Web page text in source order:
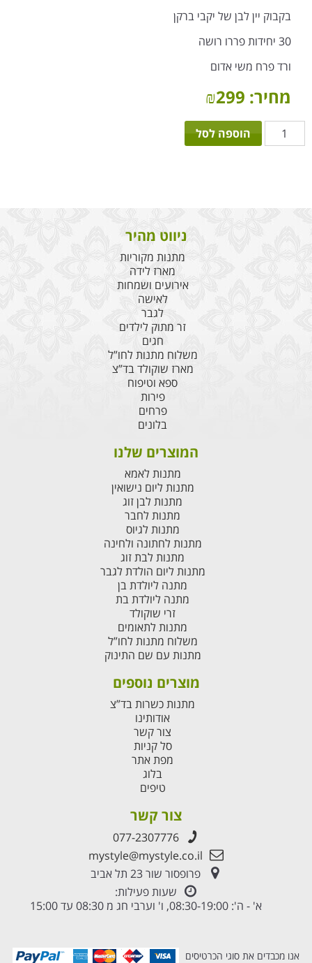
בקבוק יין לבן של יקבי ברקן
30 יחידות פררו רושה
ורד פרח משי אדום
מחיר: ₪299
כמות
הוספה לסל
ניווט מהיר
מתנות מקוריות
מארז לידה
אירועים ושמחות
לאישה
לגבר
זר מתוק לילדים
חגים
משלוח מתנות לחו”ל
מארז שוקולד בד”צ
ספא וטיפוח
פירות
פרחים
בלונים
המוצרים שלנו
מתנות לאמא
מתנות ליום נישואין
מתנות לבן זוג
מתנות לחבר
מתנות לגיוס
מתנות לחתונה ולחינה
מתנות לבת זוג
מתנות ליום הולדת לגבר
מתנה ליולדת בן
מתנה ליולדת בת
זרי שוקולד
מתנות לתאומים
משלוח מתנות לחו”ל
מתנות עם שם התינוק
מוצרים נוספים
מתנות כשרות בד”צ
אודותינו
צור קשר
סל קניות
מפת אתר
בלוג
טיפים
צור קשר
077-2307776
mystyle@mystyle.co.il
פרופסור שור 23 תל אביב
שעות פעילות:
א' - ה': 08:30-19:00, ו' וערבי חג מ 08:30 עד 15:00
אנו מכבדים את סוגי הכרטיסים